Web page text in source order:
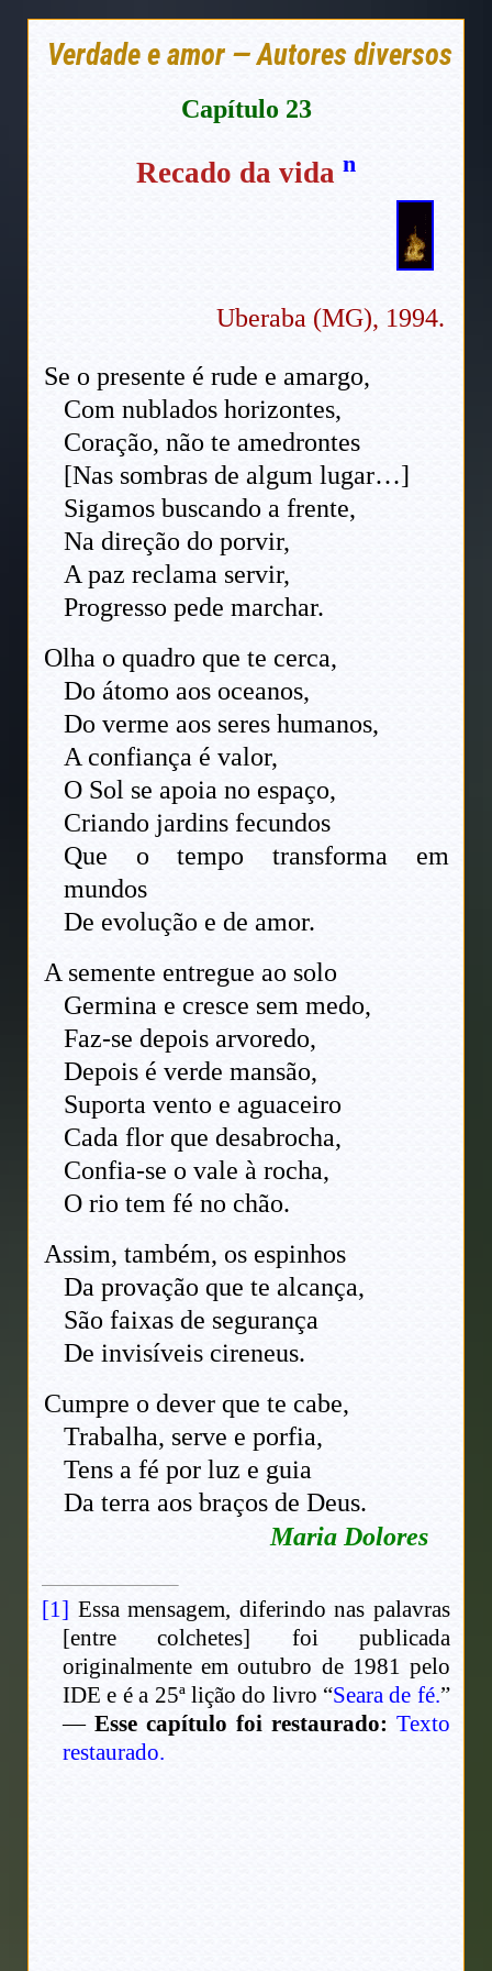
Verdade e amor — Autores diversos
Capítulo 23
Recado da vida n
Uberaba (MG), 1994.
Se o presente é rude e amargo,
Com nublados horizontes,
Coração, não te amedrontes
[Nas sombras de algum lugar…]
Sigamos buscando a frente,
Na direção do porvir,
A paz reclama servir,
Progresso pede marchar.
Olha o quadro que te cerca,
Do átomo aos oceanos,
Do verme aos seres humanos,
A confiança é valor,
O Sol se apoia no espaço,
Criando jardins fecundos
Que o tempo transforma em
mundos
De evolução e de amor.
A semente entregue ao solo
Germina e cresce sem medo,
Faz-se depois arvoredo,
Depois é verde mansão,
Suporta vento e aguaceiro
Cada flor que desabrocha,
Confia-se o vale à rocha,
O rio tem fé no chão.
Assim, também, os espinhos
Da provação que te alcança,
São faixas de segurança
De invisíveis cireneus.
Cumpre o dever que te cabe,
Trabalha, serve e porfia,
Tens a fé por luz e guia
Da terra aos braços de Deus.
Maria Dolores
[1] Essa mensagem, diferindo nas palavras
[entre colchetes] foi publicada
originalmente em outubro de 1981 pelo
IDE e é a 25ª lição do livro “Seara de fé.”
— Esse capítulo foi restaurado: Texto
restaurado.